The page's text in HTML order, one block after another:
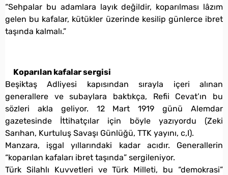
“Sehpalar bu adamlara layık değildir, koparılması lâzım
gelen bu kafalar, kütükler üzerinde kesilip günlerce ibret
taşında kalmalı.”
Koparılan kafalar sergisi
Beşiktaş Adliyesi kapısından sırayla içeri alınan
generallere ve subaylara baktıkça, Refii Cevat’ın bu
sözleri akla geliyor. 12 Mart 1919 günü Alemdar
gazetesinde İttihatçılar için böyle yazıyordu (Zeki
Sarıhan, Kurtuluş Savaşı Günlüğü, TTK yayını, c,I).
Manzara, işgal yıllarındaki kadar acıdır. Generallerin
“koparılan kafaları ibret taşında” sergileniyor.
Türk Silahlı Kuvvetleri ve Türk Milleti, bu “demokrasi”